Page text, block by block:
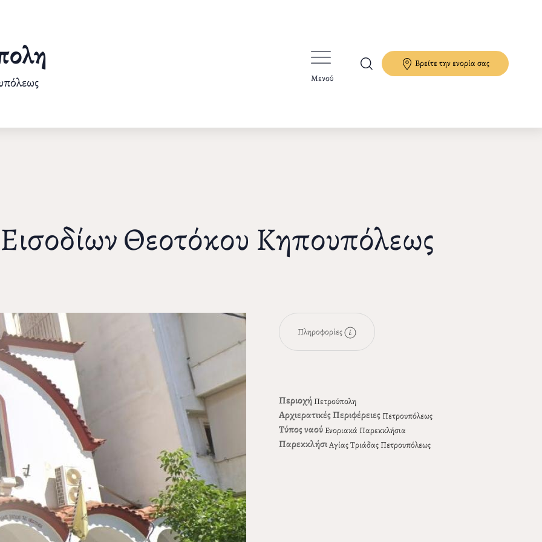
Μενού
Βρείτε την ενορία σας
Θεοτόκου Κηπουπόλεως
Πληροφορίες
Περιοχή Πετρούπολη
Αρχιερατικές Περιφέρειες Πετρουπόλεως
Τύπος ναού Ενοριακά Παρεκκλήσια
ΠαρεκκλήσιΑγίας Τριάδας Πετρουπόλεως